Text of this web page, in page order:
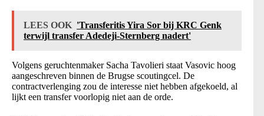
LEES OOK 'Transferitis Yira Sor bij KRC Genk
terwijl transfer Adedeji-Sternberg nadert'
Volgens geruchtenmaker Sacha Tavolieri staat Vasovic hoog
aangeschreven binnen de Brugse scoutingcel. De
contractverlenging zou de interesse niet hebben afgekoeld, al
lijkt een transfer voorlopig niet aan de orde.